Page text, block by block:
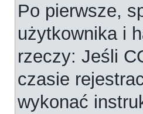
Po pierwsze,
użytkownika i
rzeczy: Jeśli
czasie
wykonać